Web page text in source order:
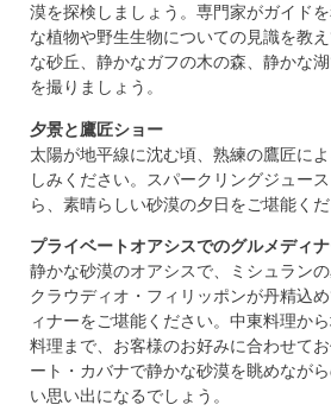
漠を探検しましょう。専門家がガイド
な植物や野生生物についての見識を教
な砂丘、静かなガフの木の森、静かな
を撮りましょう。
夕景と鷹匠ショー
太陽が地平線に沈む頃、熟練の鷹匠に
しみください。スパークリングジュー
ら、素晴らしい砂漠の夕日をご堪能くだ
プライベートオアシスでのグルメディ
静かな砂漠のオアシスで、ミシュランの
クラウディオ・フィリッポンが丹精込
ィナーをご堪能ください。中東料理か
料理まで、お客様のお好みに合わせて
ート・カバナで静かな砂漠を眺めなが
い思い出になるでしょう。